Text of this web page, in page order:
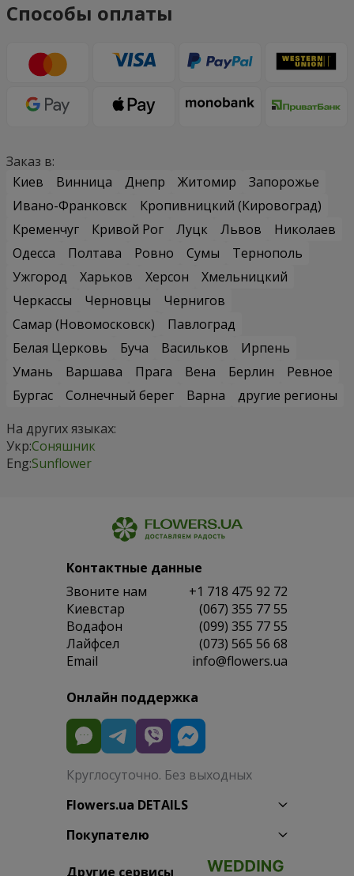
Способы оплаты
Заказ в:
Киев
Винница Днепр Житомир
Запорожье
Ивано-Франковск
Кропивницкий (Кировоград)
Кременчуг
Кривой Рог Луцк Львов
Николаев
Одесса
Полтава Ровно Сумы
Тернополь
Ужгород
Харьков Херсон
Хмельницкий
Черкассы
Черновцы
Чернигов
Самар (Новомосковск)
Павлоград
Белая Церковь
Буча Васильков
Ирпень
Умань
Варшава Прага Вена Берлин
Ревное
Бургас
Солнечный берег Варна
другие регионы
На других языках:
Укр:Соняшник
Eng:Sunflower
Контактные данные
Звоните нам
+1 718 475 92 72
Киевстар
(067) 355 77 55
Водафон
(099) 355 77 55
Лайфсел
(073) 565 56 68
Email
info@flowers.ua
Онлайн поддержка
Круглосуточно. Без выходных
Flowers.ua DETAILS
Покупателю
Другие сервисы